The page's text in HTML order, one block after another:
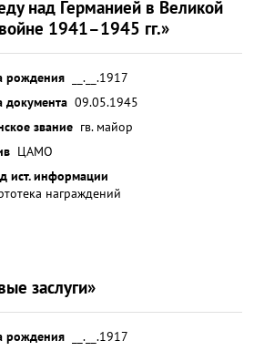
над Германией в Великой
1941–1945 гг.»
рождения
__.__.1917
документа 09.05.1945
звание гв. майор
ЦАМО
ист. информации
награждений
заслуги»
рождения
__.__.1917